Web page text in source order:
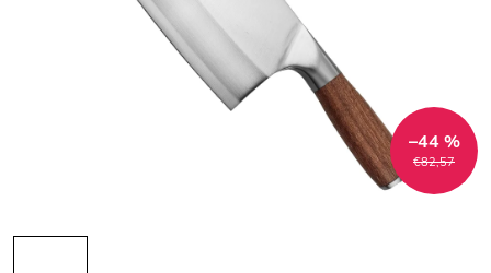
€82,57
–44 %